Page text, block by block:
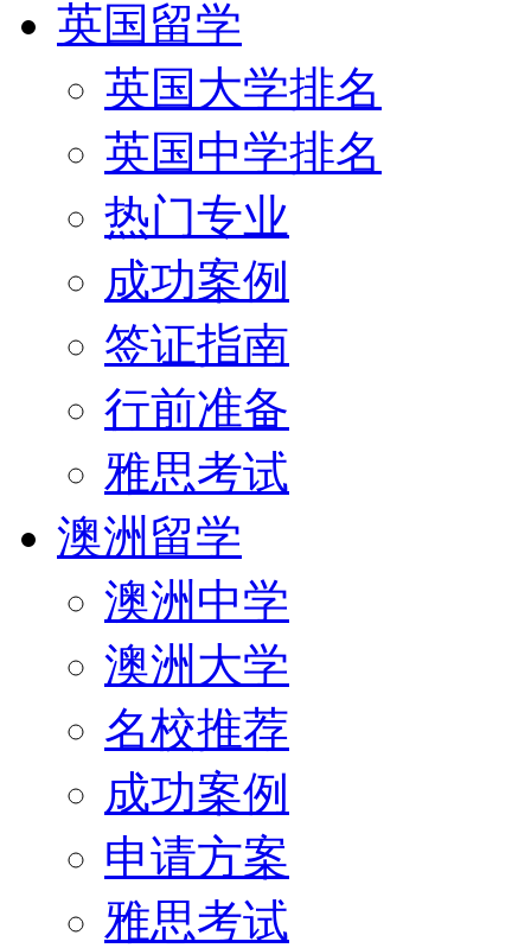
英国留学
英国大学排名
英国中学排名
热门专业
成功案例
签证指南
行前准备
雅思考试
澳洲留学
澳洲中学
澳洲大学
名校推荐
成功案例
申请方案
雅思考试